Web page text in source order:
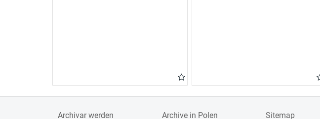
Archivar werden Archive in Polen Sitemap